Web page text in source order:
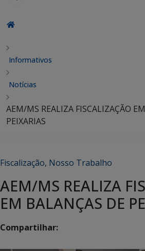
Informativos
Notícias
AEM/MS REALIZA FISCALIZAÇÃO
PEIXARIAS
Fiscalização, Nosso Trabalho
AEM/MS REALIZA
EM BALANÇAS DE
Compartilhar: